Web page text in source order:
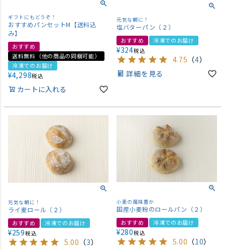
ギフトにもどうぞ！
おすすめパンセットM【送料込
み】
おすすめ
送料無料（他の商品の同梱可能）
冷凍でのお届け
¥4,298税込
カートに入れる
元気な朝に！
塩バターパン（２）
おすすめ 冷凍でのお届け
¥324税込
4.75 （4）
詳細を見る
元気な朝に！
ライ麦ロール（２）
おすすめ 冷凍でのお届け
¥259税込
5.00 （3）
小麦の風味豊か
国産小麦粉のロールパン（２）
おすすめ 冷凍でのお届け
¥280税込
5.00 （10）